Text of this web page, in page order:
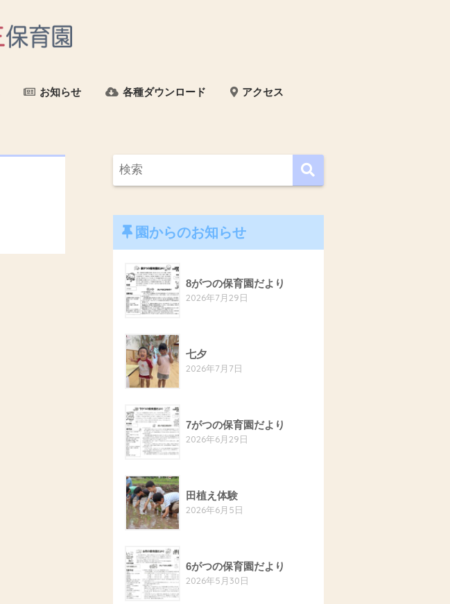
お知らせ 各種ダウンロード アクセス
園からのお知らせ
8がつの保育園だより
2026年7月29日
七夕
2026年7月7日
7がつの保育園だより
2026年6月29日
田植え体験
2026年6月5日
6がつの保育園だより
2026年5月30日